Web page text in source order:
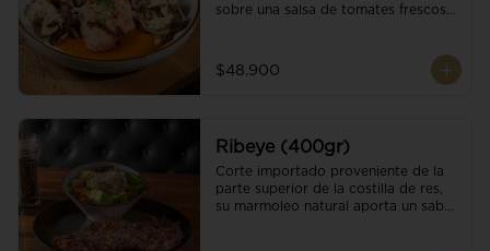
sobre una salsa de tomates frescos y
$48.900
Ribeye (400gr)
Corte importado proveniente de la
parte superior de la costilla de res,
su marmoleo natural aporta un sabor